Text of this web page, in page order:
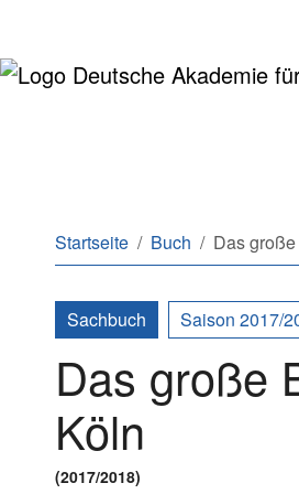
Sie sind hier:
Startseite Buch Das
Sachbuch Saison 2017/
Das große
Köln
(2017/2018)